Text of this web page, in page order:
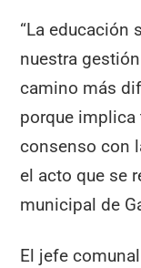
“La educación
nuestra
camino más
porque
consenso con
el acto que se
municipal de
El jefe